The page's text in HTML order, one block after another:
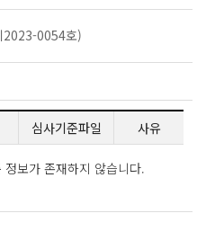
2023-0054호)
심사기준파일 사유
정보가 존재하지 않습니다.